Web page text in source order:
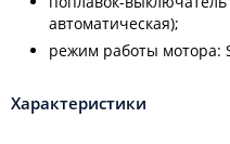
автоматическая);
режим работы мотора:
Характеристики